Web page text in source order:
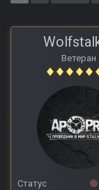
Ветеран
Статус